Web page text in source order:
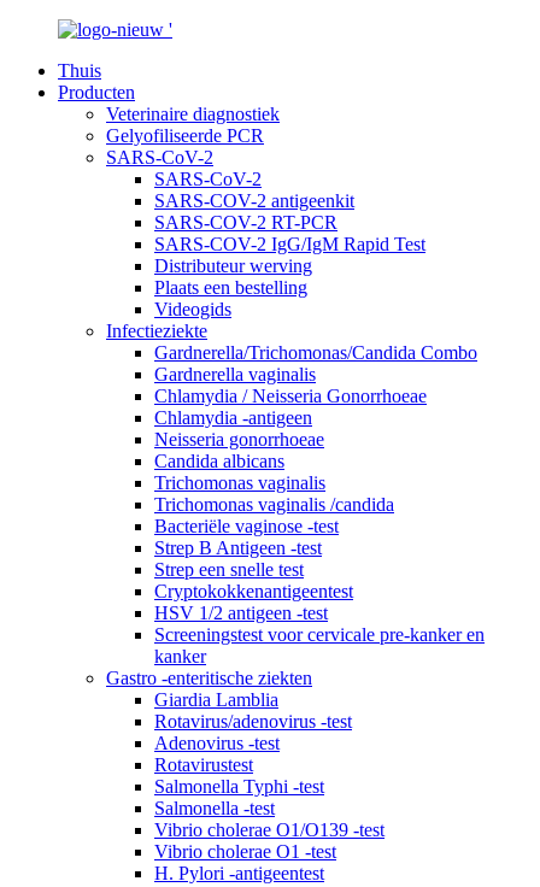
Thuis
Producten
Veterinaire diagnostiek
Gelyofiliseerde PCR
SARS-CoV-2
SARS-CoV-2
SARS-COV-2 antigeenkit
SARS-COV-2 RT-PCR
SARS-COV-2 IgG/IgM Rapid Test
Distributeur werving
Plaats een bestelling
Videogids
Infectieziekte
Gardnerella/Trichomonas/Candida Combo
Gardnerella vaginalis
Chlamydia / Neisseria Gonorrhoeae
Chlamydia -antigeen
Neisseria gonorrhoeae
Candida albicans
Trichomonas vaginalis
Trichomonas vaginalis /candida
Bacteriële vaginose -test
Strep B Antigeen -test
Strep een snelle test
Cryptokokkenantigeentest
HSV 1/2 antigeen -test
Screeningstest voor cervicale pre-kanker en
kanker
Gastro -enteritische ziekten
Giardia Lamblia
Rotavirus/adenovirus -test
Adenovirus -test
Rotavirustest
Salmonella Typhi -test
Salmonella -test
Vibrio cholerae O1/O139 -test
Vibrio cholerae O1 -test
H. Pylori -antigeentest